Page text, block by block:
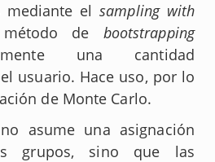
mediante elsampling with
de bootstrapping
una cantidad
usuario. Hace uso, por lo
de Monte Carlo.
asume una asignación
grupos, sino que las